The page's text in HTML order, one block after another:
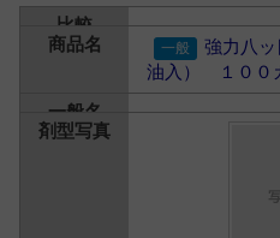
強力八
油入） １００